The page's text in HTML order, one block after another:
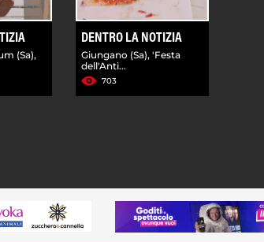
(Sa),
DENTRO LA NOTIZIA
Giungano (Sa), 'Festa
dell'Anti...
703